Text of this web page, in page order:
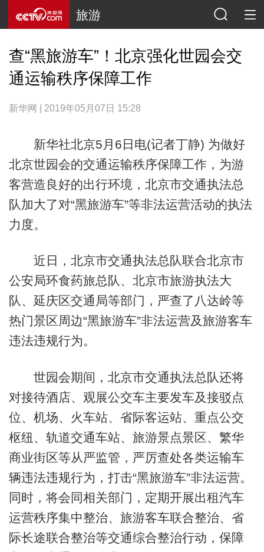
旅游
查“黑旅游车”！北京强化世园会交
通运输秩序保障工作
新华网 | 2019年05月07日 15:28
新华社北京5月6日电(记者丁静) 为做好
北京世园会的交通运输秩序保障工作，为游
客营造良好的出行环境，北京市交通执法总
队加大了对“黑旅游车”等非法运营活动的执法
力度。
近日，北京市交通执法总队联合北京市
公安局环食药旅总队、北京市旅游执法大
队、延庆区交通局等部门，严查了八达岭等
热门景区周边“黑旅游车”非法运营及旅游客车
违法违规行为。
世园会期间，北京市交通执法总队还将
对接待酒店、观展公交车主要发车及接驳点
位、机场、火车站、省际客运站、重点公交
枢纽、轨道交通车站、旅游景点景区、繁华
商业街区等从严监管，严厉查处各类运输车
辆违法违规行为，打击“黑旅游车”非法运营。
同时，将会同相关部门，定期开展出租汽车
运营秩序集中整治、旅游客车联合整治、省
际长途联合整治等交通综合整治行动，保障